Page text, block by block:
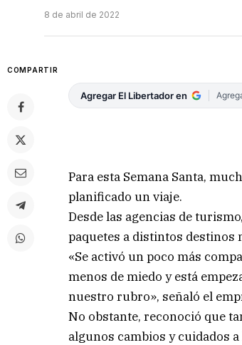
8 de abril de 2022
COMPARTIR
Agregar El Libertador en
Para esta Semana Santa,
planificado un viaje.
Desde las agencias de
paquetes a distintos destinos
«Se activó un poco más
menos de miedo y está
nuestro rubro», señaló el
No obstante, reconoció que
algunos cambios y cuidados